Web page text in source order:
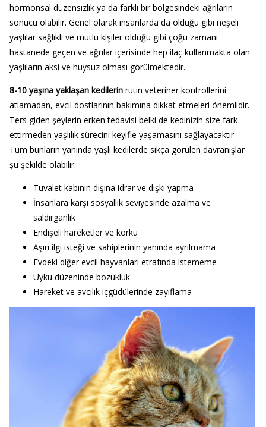
hormonsal düzensizlik ya da farklı bir bölgesindeki ağrıların
sonucu olabilir. Genel olarak insanlarda da olduğu gibi neşeli
yaşlılar sağlıklı ve mutlu kişiler olduğu gibi çoğu zamanı
hastanede geçen ve ağrılar içerisinde hep ilaç kullanmakta olan
yaşlıların aksi ve huysuz olması görülmektedir.
8-10 yaşına yaklaşan kedilerinrutin veteriner kontrollerini
atlamadan, evcil dostlarının bakımına dikkat etmeleri önemlidir.
Ters giden şeylerin erken tedavisi belki de kedinizin size fark
ettirmeden yaşlılık sürecini keyifle yaşamasını sağlayacaktır.
Tüm bunların yanında yaşlı kedilerde sıkça görülen davranışlar
şu şekilde olabilir.
Tuvalet kabının dışına idrar ve dışkı yapma
İnsanlara karşı sosyallik seviyesinde azalma ve
saldırganlık
Endişeli hareketler ve korku
Aşırı ilgi isteği ve sahiplerinin yanında ayrılmama
Evdeki diğer evcil hayvanları etrafında istememe
Uyku düzeninde bozukluk
Hareket ve avcılık içgüdülerinde zayıflama